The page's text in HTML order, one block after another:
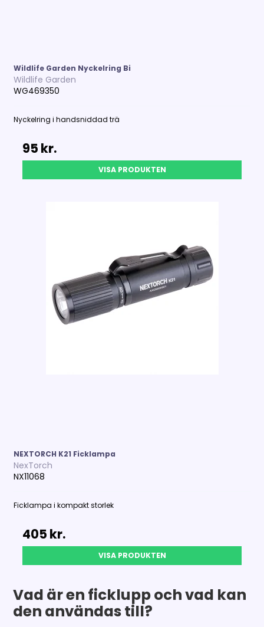
Wildlife Garden Nyckelring Bi
Wildlife Garden
WG469350
Nyckelring i handsniddad trä
95 kr.
VISA PRODUKTEN
NEXTORCH K21 Ficklampa
NexTorch
NX11068
Ficklampa i kompakt storlek
405 kr.
VISA PRODUKTEN
Vad är en ficklupp och vad kan
den användas till?